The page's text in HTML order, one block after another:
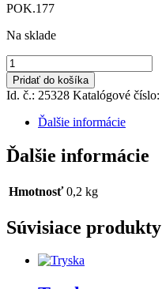
POK.177
Na sklade
množstvo
Brzdová
hadica
predná
M22,M24,M25
Pridať do košíka
Id. č.: 25328 Katalógové číslo:
Ďalšie informácie
Ďalšie informácie
Hmotnosť 0,2 kg
Súvisiace produkty